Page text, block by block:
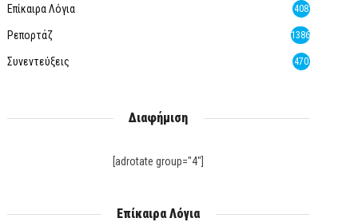
Επίκαιρα Λόγια 408
Ρεπορτάζ 1386
Συνεντεύξεις 470
Διαφήμιση
[adrotate group="4"]
Επίκαιρα Λόγια